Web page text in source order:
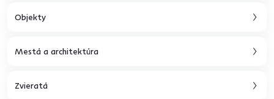
Objekty
Mestá a architektúra
Zvieratá